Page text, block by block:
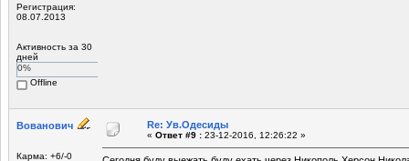
Регистрация:
08.07.2013
Активность за 30
дней
0%
Offline
Вованович
Карма: +6/-0
Re: Ув.Одесиды
« Ответ #9 : 23-12-2016, 12:26:22 »